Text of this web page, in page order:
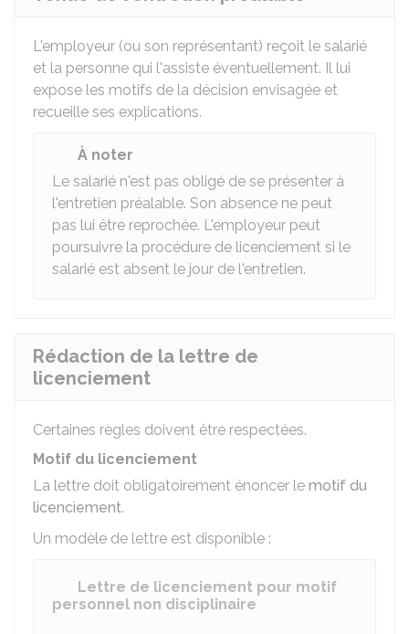
L'employeur (ou son représentant) reçoit le salarié
et la personne qui l'assiste éventuellement. Il lui
expose les motifs de la décision envisagée et
recueille ses explications.
À noter
Le salarié n'est pas obligé de se présenter à
l'entretien préalable. Son absence ne peut
pas lui être reprochée. L'employeur peut
poursuivre la procédure de licenciement si le
salarié est absent le jour de l'entretien.
Rédaction de la lettre de
licenciement
Certaines règles doivent être respectées.
Motif du licenciement
La lettre doit obligatoirement énoncer le motif du
licenciement.
Un modèle de lettre est disponible :
Lettre de licenciement pour motif
personnel non disciplinaire